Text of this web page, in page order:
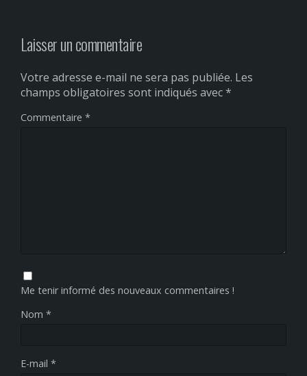
Laisser un commentaire
Votre adresse e-mail ne sera pas publiée. Les
champs obligatoires sont indiqués avec*
Commentaire *
Me tenir informé des nouveaux commentaires !
Nom *
E-mail *